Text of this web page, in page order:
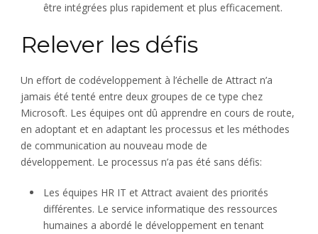
être intégrées plus rapidement et plus efficacement.
Relever les défis
Un effort de codéveloppement à l’échelle de Attract n’a
jamais été tenté entre deux groupes de ce type chez
Microsoft. Les équipes ont dû apprendre en cours de route,
en adoptant et en adaptant les processus et les méthodes
de communication au nouveau mode de
développement. Le processus n’a pas été sans défis:
Les équipes HR IT et Attract avaient des priorités
différentes. Le service informatique des ressources
humaines a abordé le développement en tenant